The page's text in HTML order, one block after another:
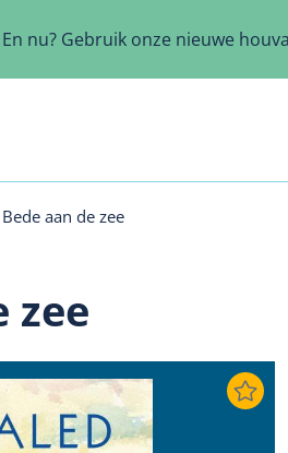
nu? Gebruik onze nieuwe
Bede aan de zee
zee